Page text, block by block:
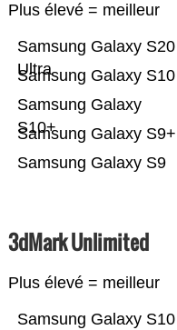
Plus élevé = meilleur
Samsung Galaxy S9
Samsung Galaxy S9+
Samsung Galaxy
S10+
Samsung Galaxy S10
Samsung Galaxy S20
Ultra
3dMark Unlimited
Plus élevé = meilleur
Samsung Galaxy S10